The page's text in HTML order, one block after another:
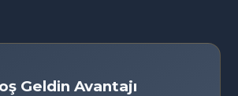
Geldin Avantajı